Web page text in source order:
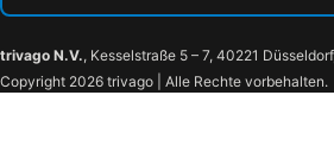
Traditional Settlement of Platrithias
Archaeological Collection of Stavros Ithaca
Exogi
trivago N.V., Kesselstraße 5 – 7, 40221
Copyright 2026 trivago | Alle Rechte vorbehalten.